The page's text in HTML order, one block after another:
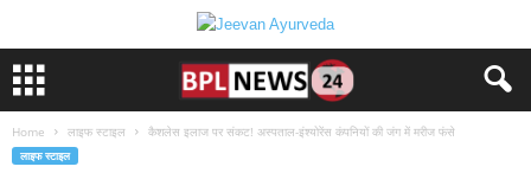
Home लाइफ स्टाइल कैशलेस इलाज पर संकट! अस्पताल-इंश्योरेंस कंपनियों की जंग में मरीज फंसे
लाइफ स्टाइल